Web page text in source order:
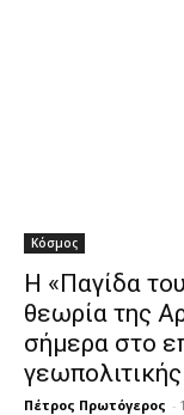
Κόσμος
Η «Παγίδα
θεωρία της
σήμερα στο
γεωπολιτικής
Πέτρος Πρωτόγερος -